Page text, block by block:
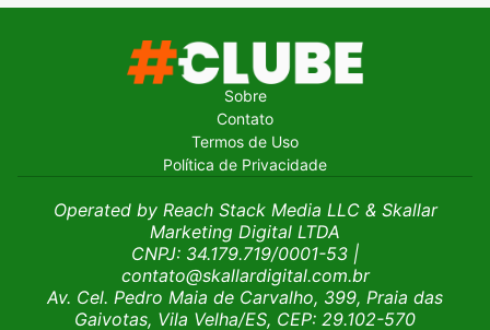
Sobre
Contato
Termos de Uso
Política de Privacidade
Operated by Reach Stack Media LLC & Skallar
Marketing Digital LTDA
CNPJ: 34.179.719/0001-53 |
contato@skallardigital.com.br
Av. Cel. Pedro Maia de Carvalho, 399, Praia das
Gaivotas, Vila Velha/ES, CEP: 29.102-570